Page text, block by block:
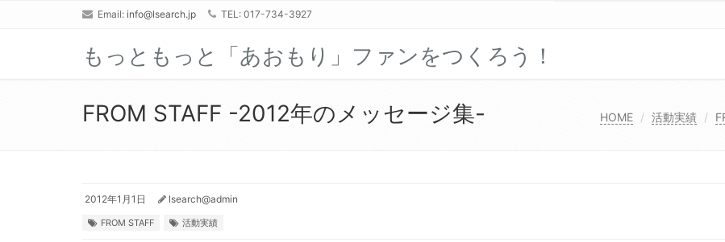
Email: info@lsearch.jp TEL: 017-734-3927
もっともっと「あおもり」ファンをつくろう！
FROM STAFF -2012年のメッセージ集- HOME 活動実績
2012年1月1日 lsearch@admin
FROM STAFF 活動実績